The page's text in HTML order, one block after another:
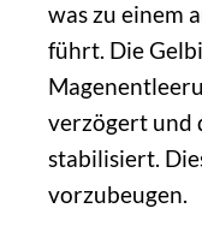
was zu einem
führt. Die
verzögert und
stabilisiert.
vorzubeugen.